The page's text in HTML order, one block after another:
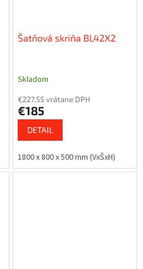
Šatňová skriňa BL42X2
Skladom
€227,55 vrátane DPH
€185
DETAIL
1800 x 800 x 500 mm (VxŠxH)